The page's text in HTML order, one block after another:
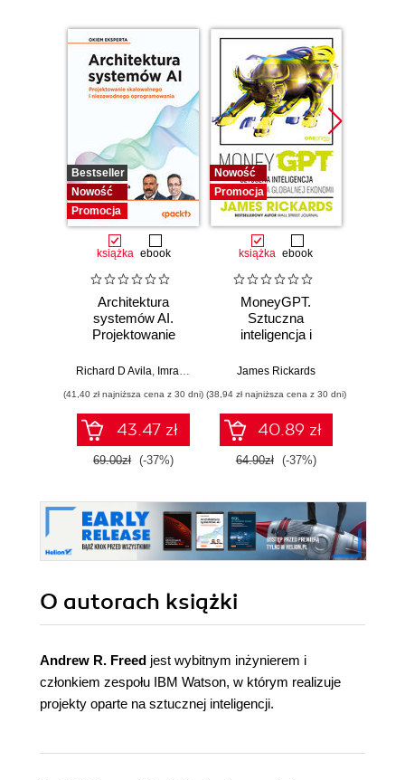
Bestseller
Nowość
Promocja
książka ebook
Architektura
systemów AI.
Projektowanie
niezawodnego
Richard D Avila Imran Ahmad
(41,40 zł najniższa cena z 30 dni)
43.47 zł
69.00zł (-37%)
Nowość
Promocja
książka ebook
MoneyGPT.
Sztuczna
inteligencja i
globalnej ekonomii
James Rickards
(38,94 zł najniższa cena z 30 dni)
40.89 zł
64.90zł (-37%)
O autorach książki
Andrew R. Freed jest wybitnym inżynierem i
członkiem zespołu IBM Watson, w którym realizuje
projekty oparte na sztucznej inteligencji.